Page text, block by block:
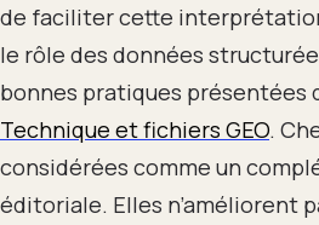
de faciliter cette
le rôle des données
bonnes pratiques présentées
Technique et fichiers GEO.
considérées comme un
éditoriale. Elles n’améliorent